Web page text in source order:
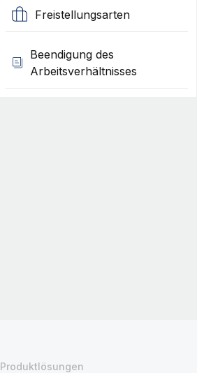
Freistellungsarten
Beendigung des
Arbeitsverhältnisses
Produktlösungen